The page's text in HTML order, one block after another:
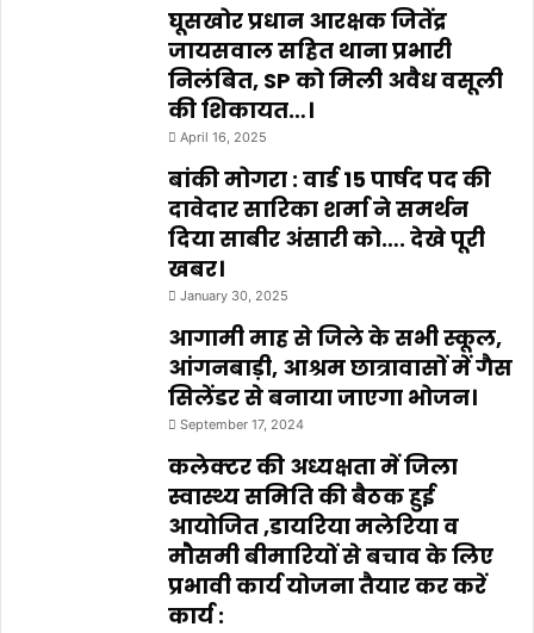
घूसखोर प्रधान आरक्षक जितेंद्र
जायसवाल सहित थाना प्रभारी
निलंबित, SP को मिली अवैध वसूली
की शिकायत…।
April 16, 2025
बांकी मोगरा : वार्ड 15 पार्षद पद की
दावेदार सारिका शर्मा ने समर्थन
दिया साबीर अंसारी को…. देखे पूरी
खबर।
January 30, 2025
आगामी माह से जिले के सभी स्कूल,
आंगनबाड़ी, आश्रम छात्रावासों में गैस
सिलेंडर से बनाया जाएगा भोजन।
September 17, 2024
कलेक्टर की अध्यक्षता में जिला
स्वास्थ्य समिति की बैठक हुई
आयोजित ,डायरिया मलेरिया व
मौसमी बीमारियों से बचाव के लिए
प्रभावी कार्य योजना तैयार कर करें
कार्य :